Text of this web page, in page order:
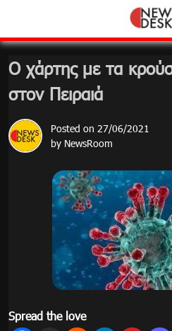
content
Ο χάρτης με τα
στον Πειραιά
Posted on 27/06/2021
by NewsRoom
Spread the love